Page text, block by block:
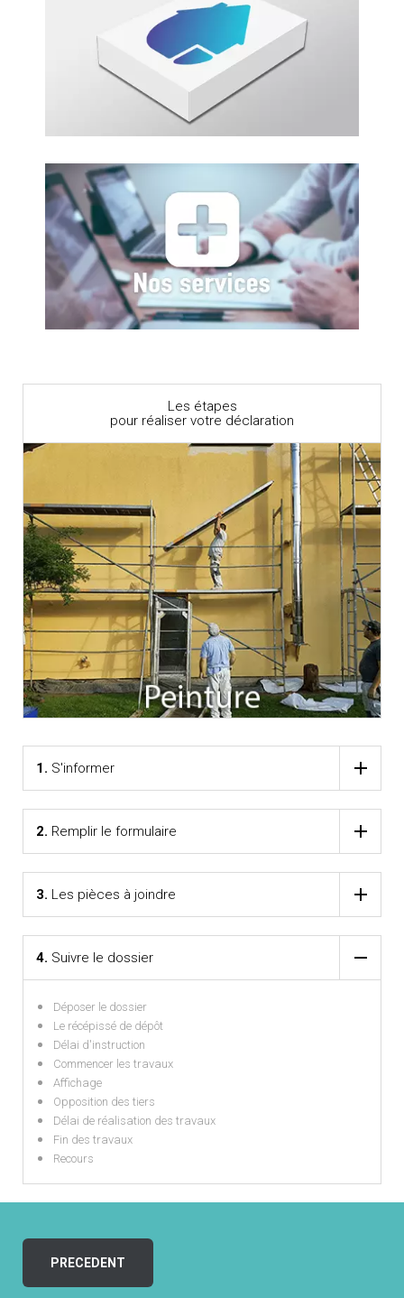
Les étapes
pour réaliser votre déclaration
1. S'informer
2. Remplir le formulaire
3. Les pièces à joindre
4. Suivre le dossier
Déposer le dossier
Le récépissé de dépôt
Délai d'instruction
Commencer les travaux
Affichage
Opposition des tiers
Délai de réalisation des travaux
Fin des travaux
Recours
PRECEDENT